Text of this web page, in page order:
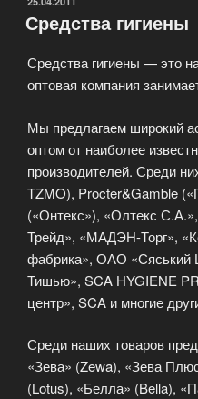
Средства гигиены
Средства гигиены — это
оптовая компания
Мы предлагаем широкий
оптом от наиболее
производителей. Среди
TZMO), Procter&Gamble
(«Онтекс»), «Олтекс
Трейд», «МАДЭН-Торг»,
фабрика», ОАО «Сяський
Тишью», SCA HYGIENE
центр», SCA и многие
Среди наших товаров
«Зева» (Zewa), «Зева
(Lotus), «Белла» (Bella),